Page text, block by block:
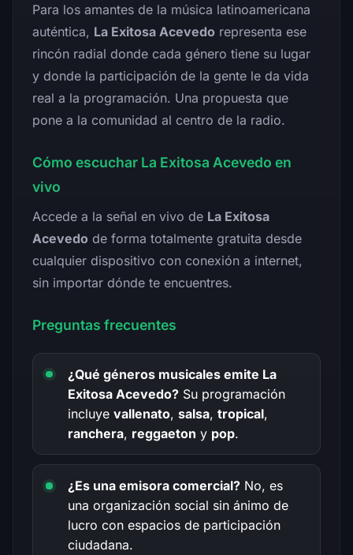
Para los amantes de la música latinoamericana
auténtica, La Exitosa Acevedo representa ese
rincón radial donde cada género tiene su lugar
y donde la participación de la gente le da vida
real a la programación. Una propuesta que
pone a la comunidad al centro de la radio.
Cómo escuchar La Exitosa Acevedo en
vivo
Accede a la señal en vivo de La Exitosa
Acevedo de forma totalmente gratuita desde
cualquier dispositivo con conexión a internet,
sin importar dónde te encuentres.
Preguntas frecuentes
¿Qué géneros musicales emite La
Exitosa Acevedo? Su programación
incluye vallenato, salsa, tropical,
ranchera, reggaeton y pop.
¿Es una emisora comercial? No, es
una organización social sin ánimo de
lucro con espacios de participación
ciudadana.